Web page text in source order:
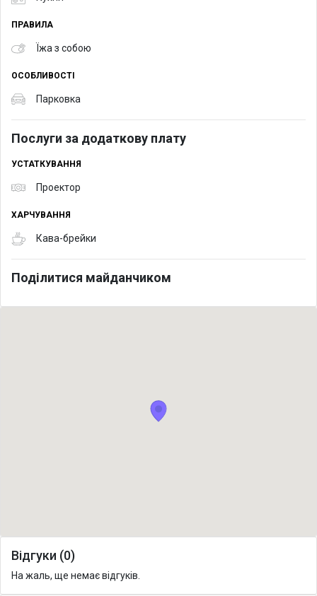
ПРАВИЛА
Їжа з собою
ОСОБЛИВОСТІ
Парковка
Послуги за додаткову плату
УСТАТКУВАННЯ
Проектор
ХАРЧУВАННЯ
Кава-брейки
Поділитися майданчиком
Відгуки (0)
На жаль, ще немає відгуків.